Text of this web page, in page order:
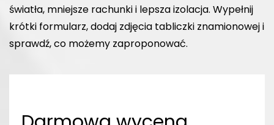
światła, mniejsze rachunki i lepsza izolacja. Wypełnij
krótki formularz, dodaj zdjęcia tabliczki znamionowej i
sprawdź, co możemy zaproponować.